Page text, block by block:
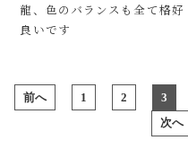
龍、色のバランスも全て格好
良いです
前へ 1 2 3
次へ